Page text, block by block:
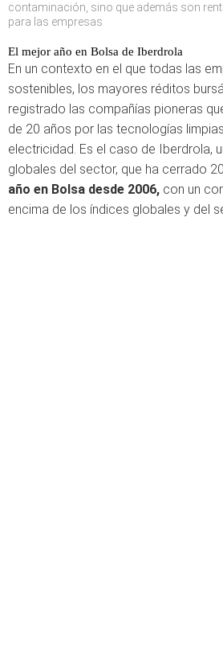
contaminación, sino que además son
para las empresas
El mejor año en Bolsa de Iberdrola
En un contexto en el que todas las
sostenibles, los mayores réditos
registrado las compañías pioneras
de 20 años por las tecnologías
electricidad. Es el caso de Iberdrola,
globales del sector, que ha cerrado
año en Bolsa desde 2006, con un
encima de los índices globales y del